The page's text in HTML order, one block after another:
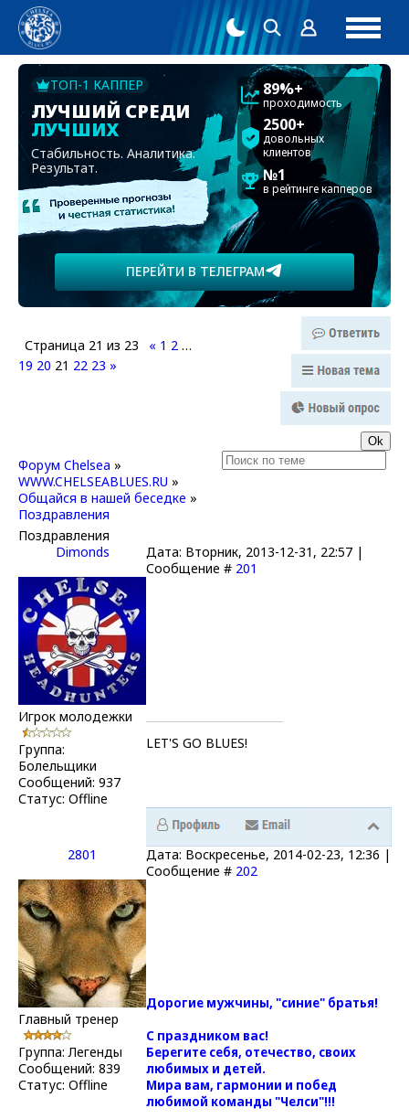
ТОП-1 КАППЕР
ЛУЧШИЙ СРЕДИ
ЛУЧШИХ
Стабильность. Аналитика.
Результат.
89%+
проходимость
2500+
довольных
клиентов
№1
в рейтинге капперов
ПЕРЕЙТИ В ТЕЛЕГРАМ
Страница 21 из 23 « 1 2 …
19 20 21 22 23 »
Форум Chelsea »
WWW.CHELSEABLUES.RU »
Общайся в нашей беседке »
Поздравления
Поздравления
Dimonds
Дата: Вторник, 2013-12-31, 22:57 |
Сообщение # 201
Игрок молодежки
Группа:
Болельщики
Сообщений: 937
Статус: Offline
LET'S GO BLUES!
2801
Дата: Воскресенье, 2014-02-23, 12:36 |
Сообщение # 202
Главный тренер
Группа: Легенды
Сообщений: 839
Статус: Offline
Дорогие мужчины, "синие" братья!
С праздником вас!
Берегите себя, отечество, своих
любимых и детей.
Мира вам, гармонии и побед
любимой команды "Челси"!!!